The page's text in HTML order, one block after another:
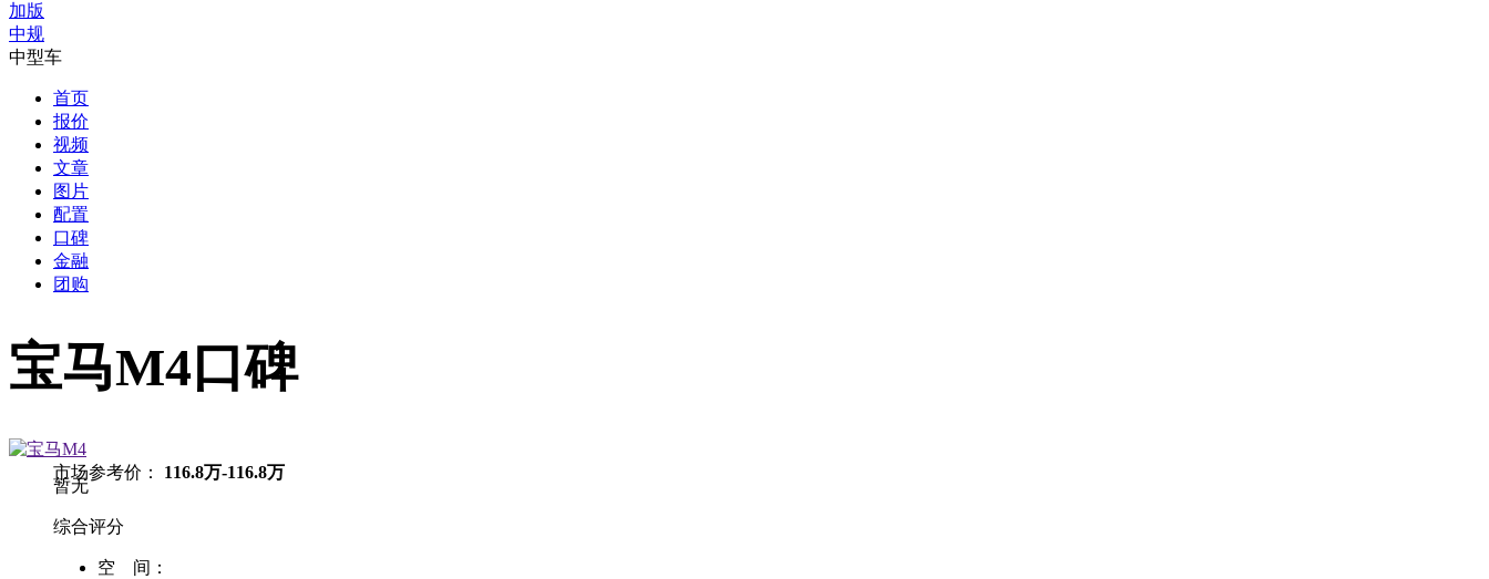
加版
中规
中型车
首页
报价
视频
文章
图片
配置
口碑
金融
团购
宝马M4口碑
市场参考价： 116.8万-116.8万
暂无
综合评分
空 间：